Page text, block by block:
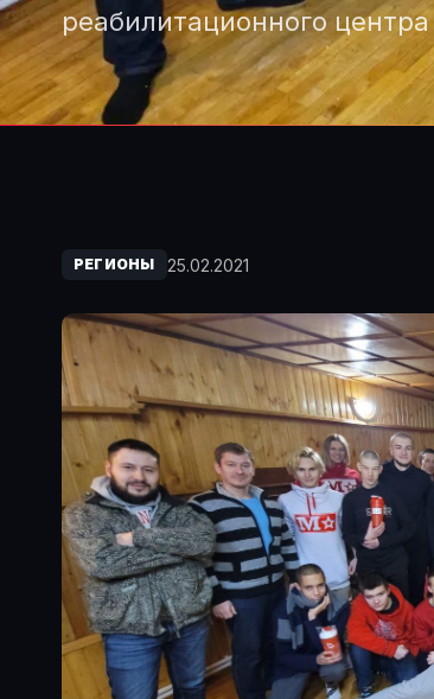
реабилитационного
РЕГИОНЫ 25.02.2021